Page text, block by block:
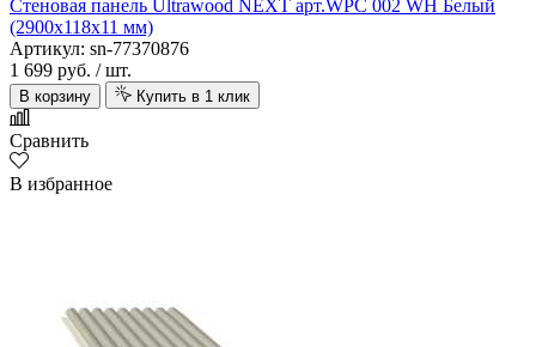
Alpine Floor
Стеновая панель Ultrawood NEXT арт.WPC 002 WH Белый
(2900х118х11 мм)
Артикул: sn-77370876
1 699 руб. / шт.
В корзину Купить в 1 клик
Сравнить
В избранное